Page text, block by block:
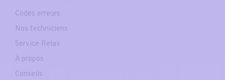
Codes erreurs
Nos techniciens
Service Relax
À propos
Conseils